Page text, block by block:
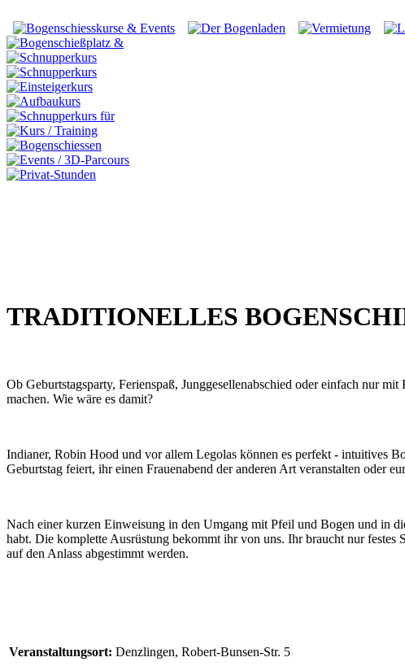
TRADITIONELLES
Ob Geburtstagsparty, Ferienspaß, Junggesellenabschied oder einfach nur
machen. Wie wäre es damit?
Indianer, Robin Hood und vor allem Legolas können es perfekt - intuitives
Geburtstag feiert, ihr einen Frauenabend der anderen Art veranstalten oder
Nach einer kurzen Einweisung in den Umgang mit Pfeil und Bogen und in
habt. Die komplette Ausrüstung bekommt ihr von uns. Ihr braucht nur
auf den Anlass abgestimmt werden.
Veranstaltungsort: Denzlingen, Robert-Bunsen-Str. 5